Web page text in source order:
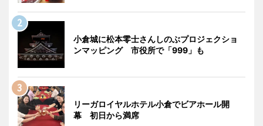
小倉城に松本零士さんしのぶプロジェクショ
ンマッピング 市役所で「999」も
リーガロイヤルホテル小倉でビアホール開
幕 初日から満席